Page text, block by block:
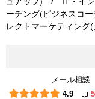
ーチング(ビジネスコ
レクトマーケティング
メール相談
4.9